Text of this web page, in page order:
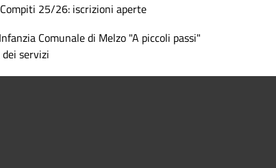
25/26: iscrizioni aperte
Comunale di Melzo "A piccoli passi"
servizi